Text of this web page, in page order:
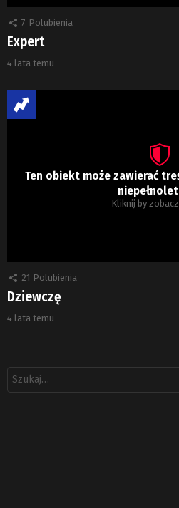
7 Polubienia
Expert
4 lata temu
Ten obiekt może zawierać
Kliknij by
21 Polubienia
Dziewczę
4 lata temu